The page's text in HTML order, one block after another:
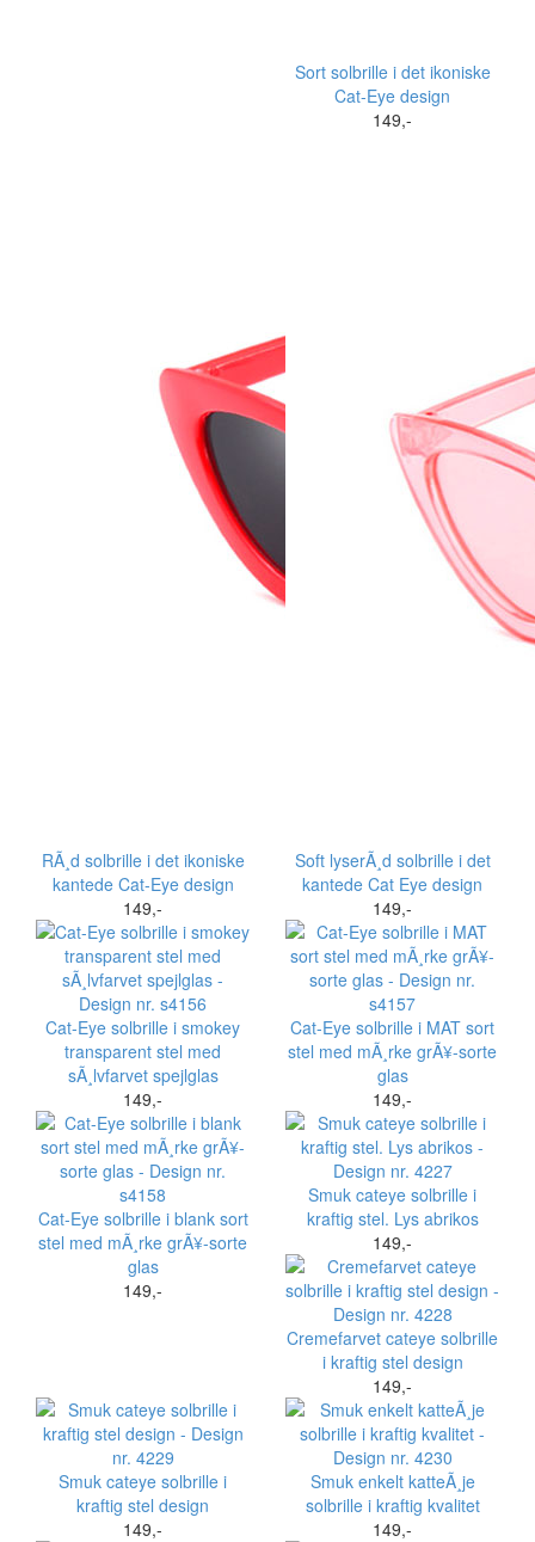
Sort solbrille i det ikoniske
Cat-Eye design
149,-
RÃ¸d solbrille i det ikoniske
kantede Cat-Eye design
149,-
Soft lyserÃ¸d solbrille i det
kantede Cat Eye design
149,-
Cat-Eye solbrille i smokey
transparent stel med
sÃ¸lvfarvet spejlglas
149,-
Cat-Eye solbrille i MAT sort
stel med mÃ¸rke grÃ¥-sorte
glas
149,-
Cat-Eye solbrille i blank sort
stel med mÃ¸rke grÃ¥-sorte
glas
149,-
Smuk cateye solbrille i
kraftig stel. Lys abrikos
149,-
Cremefarvet cateye solbrille
i kraftig stel design
149,-
Smuk cateye solbrille i
kraftig stel design
149,-
Smuk enkelt katteÃ¸je
solbrille i kraftig kvalitet
149,-